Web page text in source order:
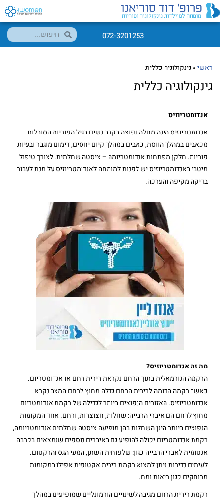
072-3201253
ראשי»גינקולוגיה כללית
גינקולוגיה כללית
אנדומטריוזיס
אנדומטריוזיס הינה מחלה נפוצה בקרב נשים בגיל הפוריות הסובלות
מכאבים במהלך הווסת, כאבים במהלך קיום יחסים, דימום מוגבר ובעיות
פוריות. חלקן מפתחות אנדומטריומה – ציסטה שחלתית. לצורך טיפול
מיטבי באנדומטריוזיס יש לפנות למומחה לאנדומטריוזיס על מנת לעבור
בדיקה מקיפה והערכה.
מה זה אנדומטריוזיס?
הרקמה הנורמאלית בתוך הרחם נקראת רירית רחם או אנדומטריום.
כאשר רקמה הדומה לרירית הרחם גדלה מחוץ לרחם המצב נקרא
אנדומטריוזיס. האזורים הנפוצים ביותר לגדילה של רקמת אנדומטריום
מחוץ לרחם הם איברי הרבייה: שחלות, חצוצרות, ורחם. אחד המקומות
הנפוצים ביותר הינן השחלות בהן מופיעה ציסטה שחלתית אנדומטריומה,
רקמת אנדומטריום יכולה להופיע גם באיברים נוספים שנמצאים בקרבה
אנטומית לאברי הרבייה כגון: שלפוחית השתן, המעי הגס והרקטום.
לעיתים נדירות ניתן למצוא רקמת רירית אקטופית אפילו במקומות
מרוחקים כגון ריאות ומח.
רקמת רירית הרחם מגיבה לשינויים הורמונליים שמופיעים במהלך